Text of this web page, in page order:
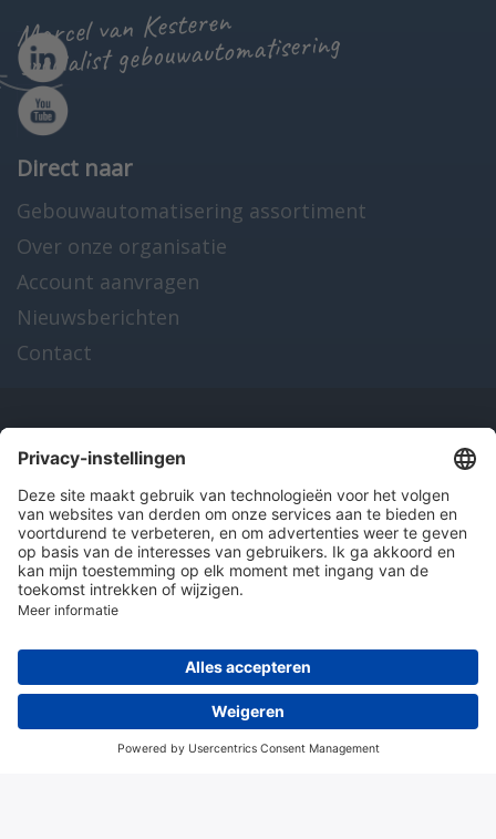
Marcel van Kesteren
specialist gebouwautomatisering
Direct naar
Gebouwautomatisering assortiment
Over onze organisatie
Account aanvragen
Nieuwsberichten
Contact
Onze producten
en diensten
Over Hitma
Algemene voorwaarden Disclaimer
Colofon
© 2026 Hitma B.V.